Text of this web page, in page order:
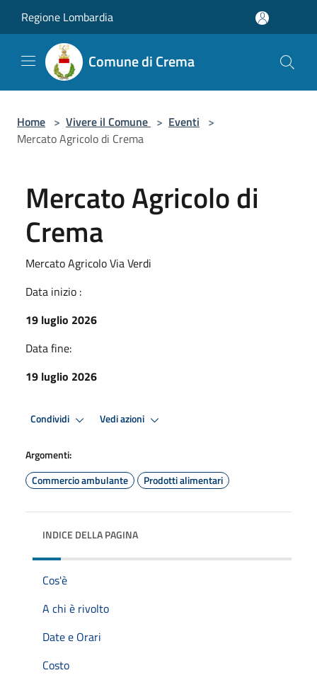
Regione Lombardia
Comune di Crema
Home > Vivere il Comune > Eventi >
Mercato Agricolo di Crema
Mercato Agricolo di
Crema
Mercato Agricolo Via Verdi
Data inizio :
19 luglio 2026
Data fine:
19 luglio 2026
Condividi Vedi azioni
Argomenti:
Commercio ambulante
Prodotti alimentari
INDICE DELLA PAGINA
Cos'è
A chi è rivolto
Date e Orari
Costo